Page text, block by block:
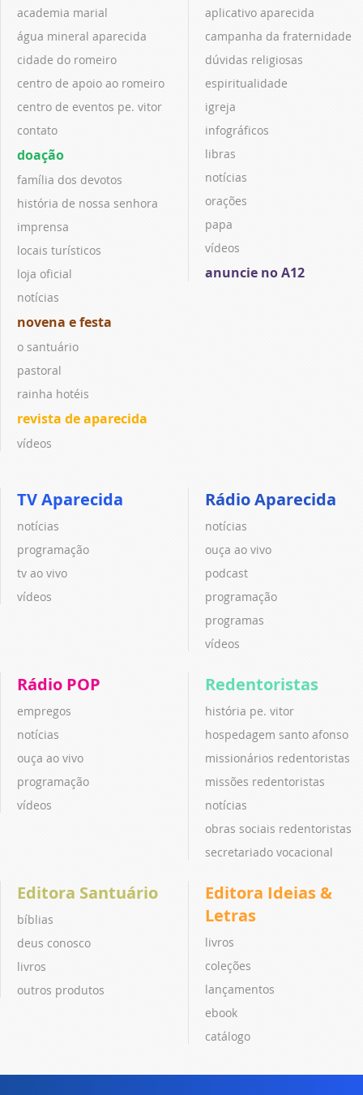
academia marial
água mineral aparecida
cidade do romeiro
centro de apoio ao romeiro
centro de eventos pe. vitor
contato
doação
família dos devotos
história de nossa senhora
imprensa
locais turísticos
loja oficial
notícias
novena e festa
o santuário
pastoral
rainha hotéis
revista de aparecida
vídeos
aplicativo aparecida
campanha da fraternidade
dúvidas religiosas
espiritualidade
igreja
infográficos
libras
notícias
orações
papa
vídeos
anuncie no A12
TV Aparecida
notícias
programação
tv ao vivo
vídeos
Rádio Aparecida
notícias
ouça ao vivo
podcast
programação
programas
vídeos
Rádio POP
empregos
notícias
ouça ao vivo
programação
vídeos
Redentoristas
história pe. vitor
hospedagem santo afonso
missionários redentoristas
missões redentoristas
notícias
obras sociais redentoristas
secretariado vocacional
Editora Santuário
bíblias
deus conosco
livros
outros produtos
Editora Ideias &
Letras
livros
coleções
lançamentos
ebook
catálogo